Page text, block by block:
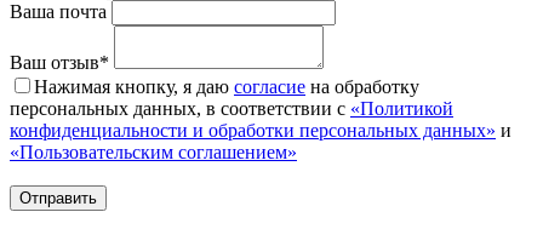
Ваша почта
Ваш отзыв*
Нажимая кнопку, я даю согласие на обработку
персональных данных, в соответствии с «Политикой
конфиденциальности и обработки персональных данных» и
«Пользовательским соглашением»